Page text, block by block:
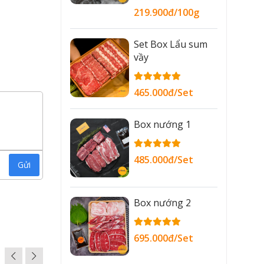
Gửi
219.900đ/100g
Set Box Lẩu sum
vầy
465.000đ/Set
Box nướng 1
485.000đ/Set
Box nướng 2
695.000đ/Set